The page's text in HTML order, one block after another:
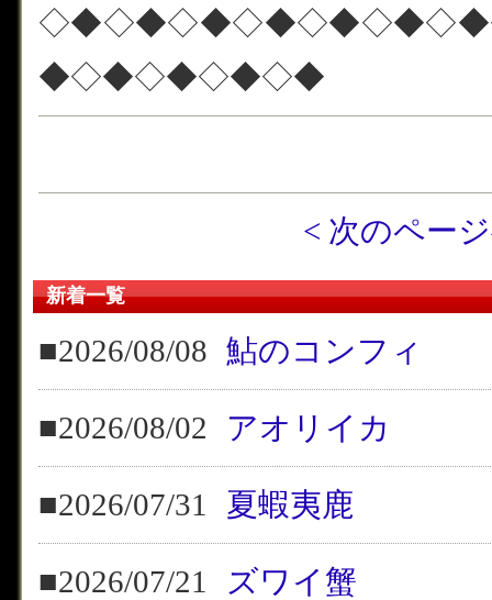
◆◇◆◇◆◇◆◇◆
< 次のペー
新着一覧
■2026/08/08 鮎のコンフィ
■2026/08/02 アオリイカ
■2026/07/31 夏蝦夷鹿
■2026/07/21 ズワイ蟹